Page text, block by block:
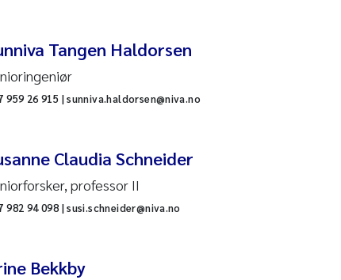
Tangen Haldorsen
959 26 915 | sunniva.haldorsen@niva.no
Claudia Schneider
professor II
982 94 098 | susi.schneider@niva.no
Bekkby